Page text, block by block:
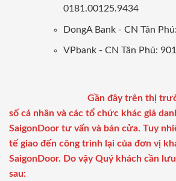
0181.00125.9434
DongA Bank - CN Tân
VPbank - CN Tân Phú:
Gần đây trên thị
số cá nhân và các tổ chức khác giả
SaigonDoor tư vấn và bán cửa. Tuy
tế giao đến công trình lại của đơn vị
SaigonDoor. Do vậy Quý khách cần
sau: